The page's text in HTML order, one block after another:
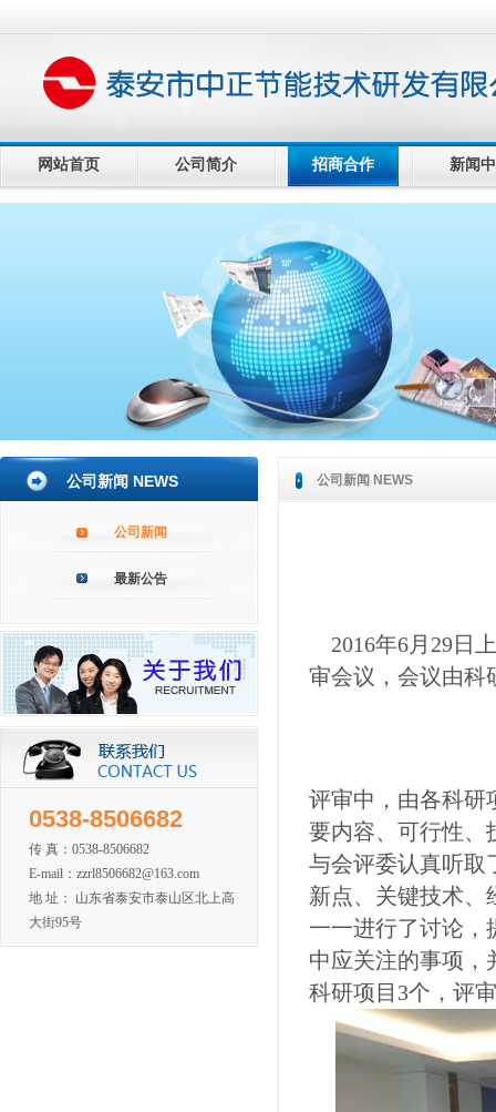
网站首页 公司简介 招商合作 新闻
公司新闻 NEWS
公司新闻
最新公告
0538-8506682
传 真：0538-8506682
E-mail：zzrl8506682@163.com
地 址： 山东省泰安市泰山区北上高
大街95号
公司新闻 NEWS
2016年6月29日
审会议，会议由科
评审中，由各科研
要内容、可行性、
与会评委认真听取
新点、关键技术、
一一进行了讨论，
中应关注的事项，
科研项目3个，评